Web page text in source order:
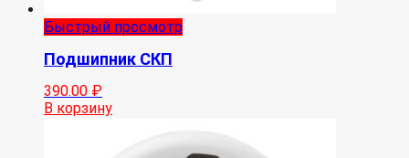
Быстрый просмотр
Подшипник СКП
390.00 ₽
В корзину